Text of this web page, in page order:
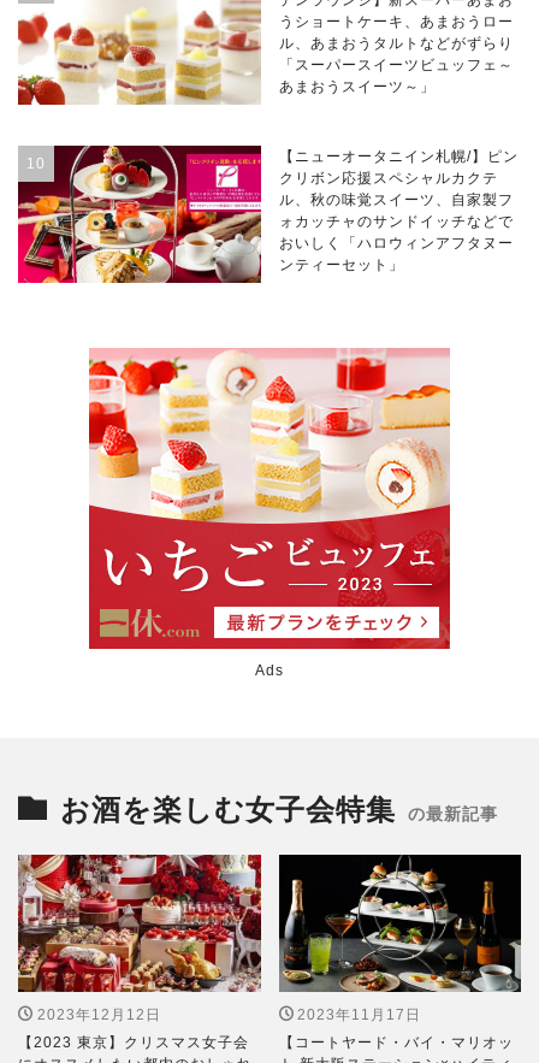
うショートケーキ、あまおうロー
ル、あまおうタルトなどがずらり
「スーパースイーツビュッフェ～
あまおうスイーツ～」
【ニューオータニイン札幌/】ピン
クリボン応援スペシャルカクテ
ル、秋の味覚スイーツ、自家製フ
ォカッチャのサンドイッチなどで
おいしく「ハロウィンアフタヌー
ンティーセット」
Ads
お酒を楽しむ女子会特集 の最新記事
2023年12月12日
【2023 東京】クリスマス女子会
2023年11月17日
【コートヤード・バイ・マリオッ